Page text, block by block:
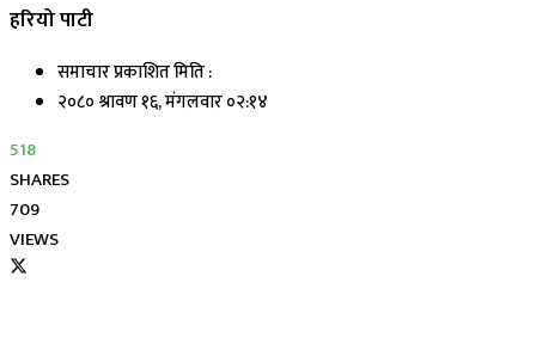
हरियो पाटी
समाचार प्रकाशित मिति :
२०८० श्रावण १६, मंगलवार ०२:१४
518
SHARES
709
VIEWS